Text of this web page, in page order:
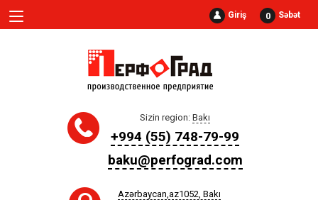
Giriş 0 Səbət
Sizin region: Bakı
+994 (55) 748-79-99
baku@perfograd.com
Azərbaycan,az1052, Bakı